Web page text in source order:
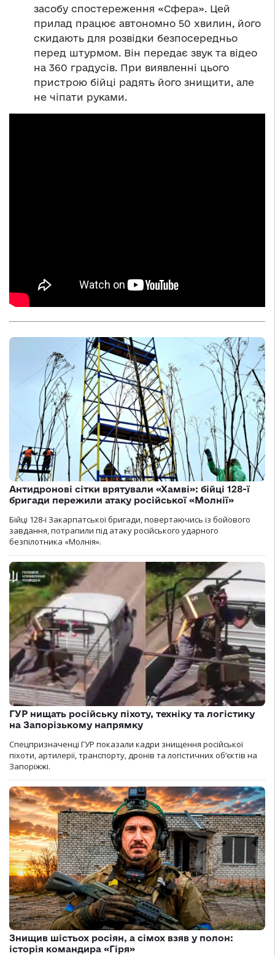
засобу спостереження «Сфера». Цей
прилад працює автономно 50 хвилин, його
скидають для розвідки безпосередньо
перед штурмом. Він передає звук та відео
на 360 градусів. При виявленні цього
пристрою бійці радять його знищити, але
не чіпати руками.
Антидронові сітки врятували «Хамві»: бійці 128-ї
бригади пережили атаку російської «Молнії»
Бійці 128-ї Закарпатської бригади, повертаючись із бойового
завдання, потрапили під атаку російського ударного
безпілотника «Молнія».
ГУР нищать російську піхоту, техніку та логістику
на Запорізькому напрямку
Спецпризначенці ГУР показали кадри знищення російської
піхоти, артилерії, транспорту, дронів та логістичних об’єктів на
Запоріжжі.
Знищив шістьох росіян, а сімох взяв у полон:
історія командира «Гіря»